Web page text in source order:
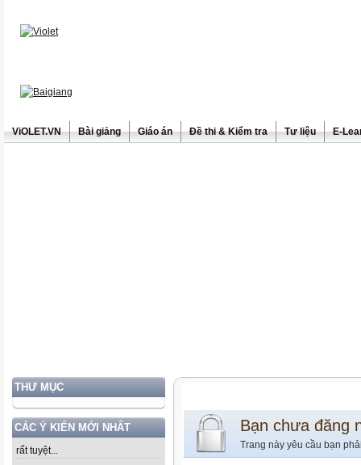
ViOLET.VN Bài giảng Giáo án Đề thi & Kiểm tra Tư liệu E-
THƯ MỤC
CÁC Ý KIẾN MỚI NHẤT
rất tuyệt...
Bạn chưa đăng
Trang này yêu cầu bạn